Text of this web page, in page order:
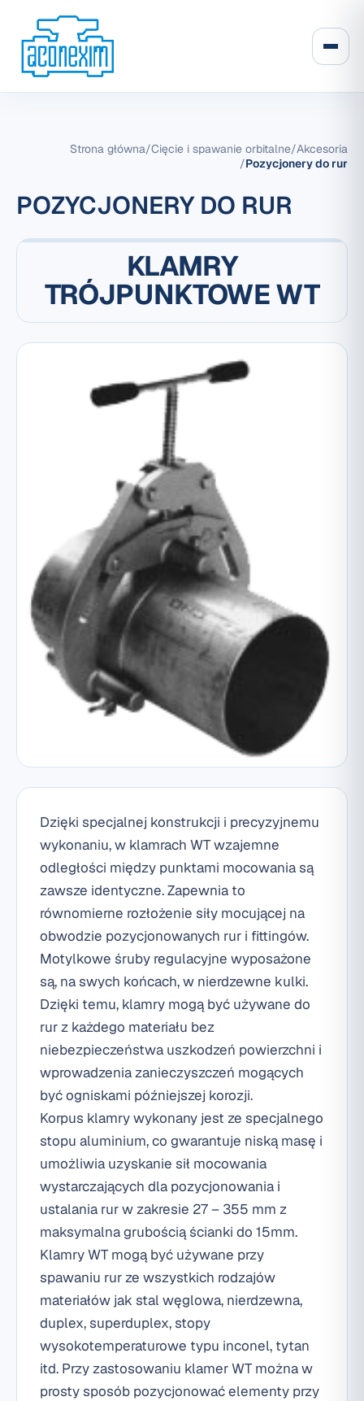
Strona główna/Cięcie i spawanie orbitalne/Akcesoria
/Pozycjonery do rur
POZYCJONERY DO RUR
KLAMRY
TRÓJPUNKTOWE WT
Dzięki specjalnej konstrukcji i precyzyjnemu
wykonaniu, w klamrach WT wzajemne
odległości między punktami mocowania są
zawsze identyczne. Zapewnia to
równomierne rozłożenie siły mocującej na
obwodzie pozycjonowanych rur i fittingów.
Motylkowe śruby regulacyjne wyposażone
są, na swych końcach, w nierdzewne kulki.
Dzięki temu, klamry mogą być używane do
rur z każdego materiału bez
niebezpieczeństwa uszkodzeń powierzchni i
wprowadzenia zanieczyszczeń mogących
być ogniskami późniejszej korozji.
Korpus klamry wykonany jest ze specjalnego
stopu aluminium, co gwarantuje niską masę i
umożliwia uzyskanie sił mocowania
wystarczających dla pozycjonowania i
ustalania rur w zakresie 27 – 355 mm z
maksymalna grubością ścianki do 15mm.
Klamry WT mogą być używane przy
spawaniu rur ze wszystkich rodzajów
materiałów jak stal węglowa, nierdzewna,
duplex, superduplex, stopy
wysokotemperaturowe typu inconel, tytan
itd. Przy zastosowaniu klamer WT można w
prosty sposób pozycjonować elementy przy